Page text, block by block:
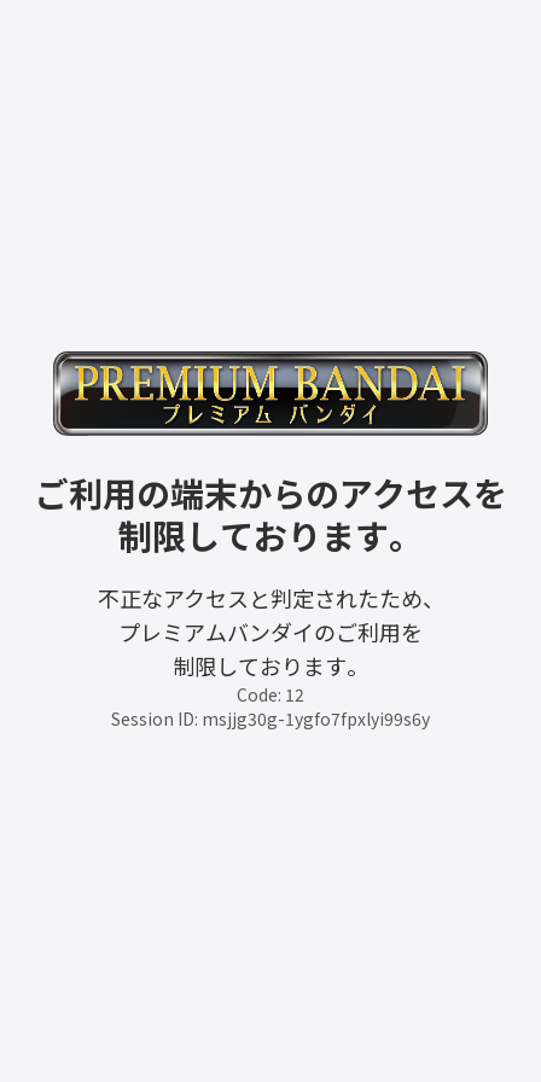
ご利用の端末からのアクセスを
制限しております。
不正なアクセスと判定されたため、
プレミアムバンダイのご利用を
制限しております。
Code: 12
Session ID: msjjg30g-1ygfo7fpxlyi99s6y